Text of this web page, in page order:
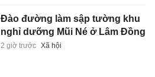
Đào đường làm sập tường khu
nghỉ dưỡng Mũi Né ở Lâm Đồng
2 giờ trước Xã hội